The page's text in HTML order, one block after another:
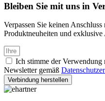
Bleiben Sie mit uns in
Verpassen Sie keinen
Produktneuheiten und
Ich stimme der
Newsletter gemäß
Verbindung herstellen